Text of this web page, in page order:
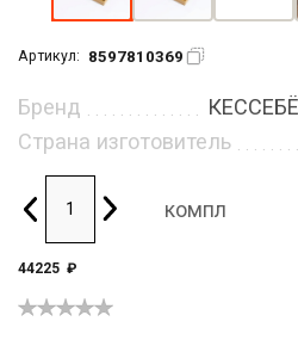
Артикул: 8597810369
Бренд
Страна изготовитель
компл
44225 ₽